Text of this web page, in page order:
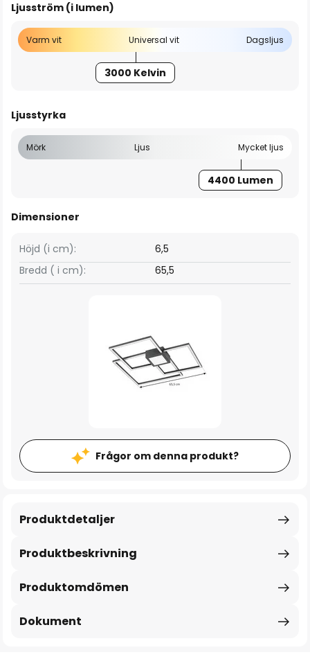
Ljusström (i lumen)
Varm vit Universal vit Dagsljus
3000 Kelvin
Ljusstyrka
Mörk Ljus Mycket ljus
4400 Lumen
Dimensioner
Bredd ( i cm): 65,5
Höjd (i cm): 6,5
Frågor om denna produkt?
Produktbeskrivning
Produktdetaljer
Produktomdömen
Dokument